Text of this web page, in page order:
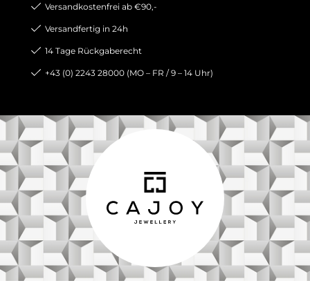
Versandkostenfrei ab €90,-
Versandfertig in 24h
14 Tage Rückgaberecht
+43 (0) 2243 28000 (MO – FR / 9 – 14 Uhr)